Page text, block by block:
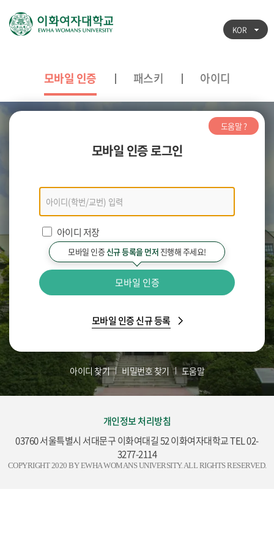
KOR
모바일 인증 패스키 아이디
모바일 인증 로그인
모바일
인증
로그인
아이디 저장
모바일 인증신규 등록을 먼저 진행해 주세요!
모바일 인증
도움말 ?
모바일 인증 신규 등록
아이디 찾기 비밀번호 찾기 도움말
개인정보 처리방침
03760 서울특별시 서대문구 이화여대길 52 이화여자대학교 TEL 02-
3277-2114
COPYRIGHT 2020 BY EWHA WOMANS UNIVERSITY. ALL RIGHTS RESERVED.